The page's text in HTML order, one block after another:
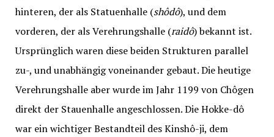
hinteren, der als Statuenhalle (shôdô), und dem
vorderen, der als Verehrungshalle (raidô) bekannt ist.
Ursprünglich waren diese beiden Strukturen parallel
zu-, und unabhängig voneinander gebaut. Die heutige
Verehrungshalle aber wurde im Jahr 1199 von Chôgen
direkt der Stauenhalle angeschlossen. Die Hokke-dô
war ein wichtiger Bestandteil des Kinshô-ji, dem